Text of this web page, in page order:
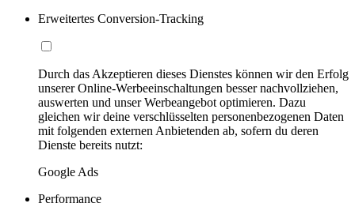
Erweitertes Conversion-Tracking
Durch das Akzeptieren dieses Dienstes können wir den Erfolg
unserer Online-Werbeeinschaltungen besser nachvollziehen,
auswerten und unser Werbeangebot optimieren. Dazu
gleichen wir deine verschlüsselten personenbezogenen Daten
mit folgenden externen Anbietenden ab, sofern du deren
Dienste bereits nutzt:
Google Ads
Performance